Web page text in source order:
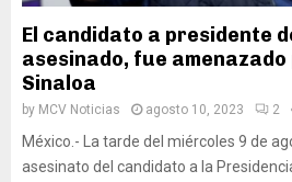
El candidato a presidente
asesinado, fue
Sinaloa
by MCV Noticias agosto 10, 2023 2
México.- La tarde del miércoles 9 de
asesinato del candidato a la